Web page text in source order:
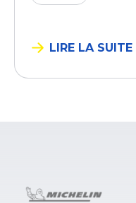
LIRE LA SUITE